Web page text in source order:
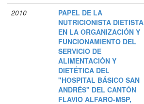
2010
PAPEL DE LA
NUTRICIONISTA DIETISTA
EN LA ORGANIZACIÓN Y
FUNCIONAMIENTO DEL
SERVICIO DE
ALIMENTACIÓN Y
DIETÉTICA DEL
"HOSPITAL BÁSICO SAN
ANDRÉS" DEL CANTÓN
FLAVIO ALFARO-MSP,